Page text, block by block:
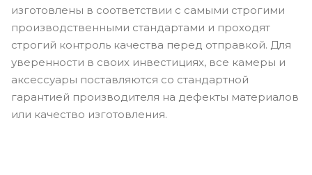
изготовлены в соответствии с самыми строгими
производственными стандартами и проходят
строгий контроль качества перед отправкой. Для
уверенности в своих инвестициях, все камеры и
аксессуары поставляются со стандартной
гарантией производителя на дефекты материалов
или качество изготовления.